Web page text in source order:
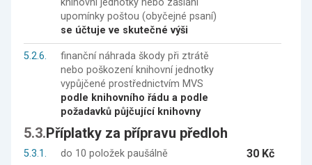
upomínky poštou (obyčejné psaní)
se účtuje ve skutečné výši
5.2.6.
finanční náhrada škody při ztrátě
nebo poškození knihovní jednotky
vypůjčené prostřednictvím MVS
podle knihovního řádu a podle
požadavků půjčující knihovny
5.3.Příplatky za přípravu předloh
5.3.1. do 10 položek paušálně 30 Kč